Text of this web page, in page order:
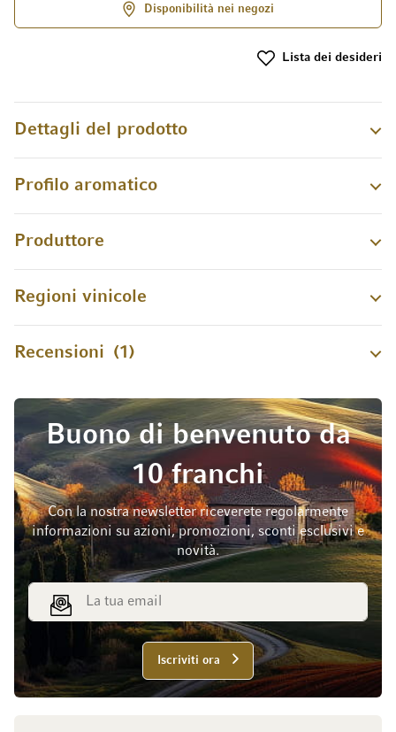
Disponibilità nei negozi
Lista dei desideri
Dettagli del prodotto
Profilo aromatico
Produttore
Regioni vinicole
Recensioni 1
Buono di benvenuto da
10 franchi
Con la nostra newsletter riceverete regolarmente
informazioni su azioni, promozioni, sconti esclusivi e
novità.
Indirizzo email
Iscriviti ora